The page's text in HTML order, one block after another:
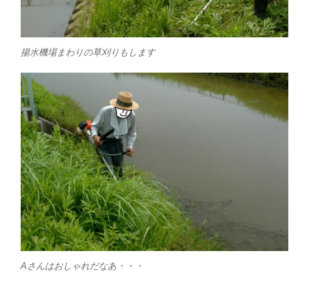
揚水機場まわりの草刈りもします
Aさんはおしゃれだなあ・・・